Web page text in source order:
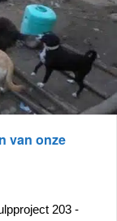
van onze
203 -